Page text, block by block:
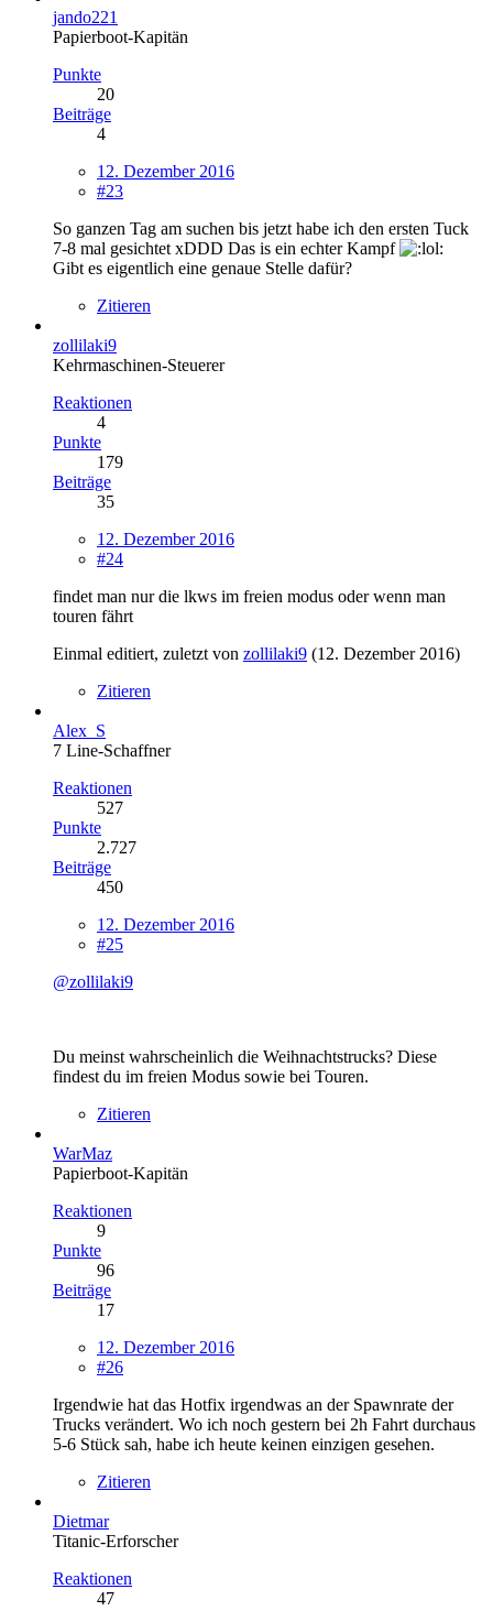
jando221
Papierboot-Kapitän
Punkte
20
Beiträge
4
12. Dezember 2016
#23
So ganzen Tag am suchen bis jetzt habe ich den ersten Tuck
7-8 mal gesichtet xDDD Das is ein echter Kampf
Gibt es eigentlich eine genaue Stelle dafür?
Zitieren
zollilaki9
Kehrmaschinen-Steuerer
Reaktionen
4
Punkte
179
Beiträge
35
12. Dezember 2016
#24
findet man nur die lkws im freien modus oder wenn man
touren fährt
Einmal editiert, zuletzt von zollilaki9 (12. Dezember 2016)
Zitieren
Alex_S
7 Line-Schaffner
Reaktionen
527
Punkte
2.727
Beiträge
450
12. Dezember 2016
#25
@zollilaki9
Du meinst wahrscheinlich die Weihnachtstrucks? Diese
findest du im freien Modus sowie bei Touren.
Zitieren
WarMaz
Papierboot-Kapitän
Reaktionen
9
Punkte
96
Beiträge
17
12. Dezember 2016
#26
Irgendwie hat das Hotfix irgendwas an der Spawnrate der
Trucks verändert. Wo ich noch gestern bei 2h Fahrt durchaus
5-6 Stück sah, habe ich heute keinen einzigen gesehen.
Zitieren
Dietmar
Titanic-Erforscher
Reaktionen
47